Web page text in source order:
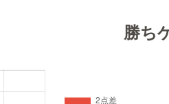
勝ち